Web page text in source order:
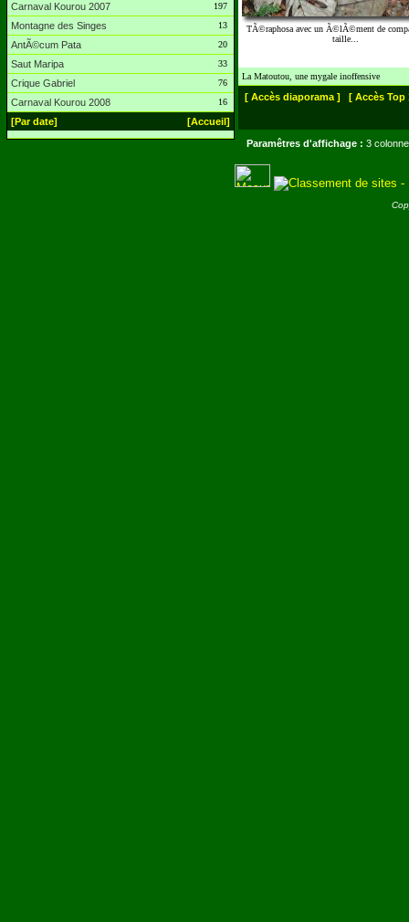
Carnaval Kourou 2007 197
Montagne des Singes 13
AntÃ©cum Pata 20
Saut Maripa 33
Crique Gabriel 76
Carnaval Kourou 2008 16
[Par date] [Accueil]
TÃ©raphosa avec un Ã©lÃ©ment de
taille...
La Matoutou, une mygale inoffensive
[ Accès diaporama ] [ Accès Top
Paramêtres d'affichage : 3